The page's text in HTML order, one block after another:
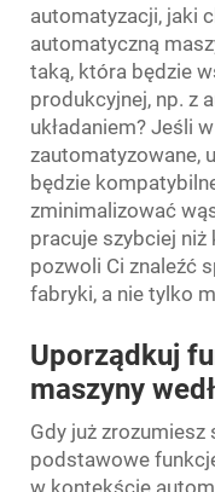
automatyzacji, jaki
automatyczną
taką, która będzie
produkcyjnej, np. z
układaniem? Jeśli
zautomatyzowane,
będzie
zminimalizować
pracuje szybciej
pozwoli Ci znaleźć
fabryki, a nie tylko
Uporządkuj
maszyny
Gdy już
podstawowe